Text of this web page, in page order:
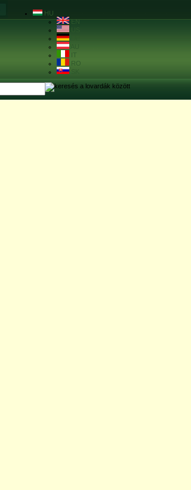
HU
EN
US
DE
AU
IT
RO
SK